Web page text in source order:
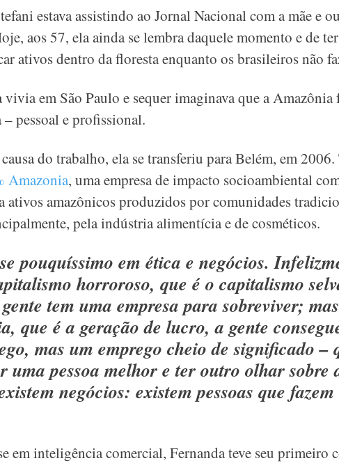
estava assistindo ao Jornal Nacional com a mãe e
aos 57, ela ainda se lembra daquele momento e de
ativos dentro da floresta enquanto os brasileiros não
vivia em São Paulo e sequer imaginava que a Amazônia
pessoal e profissional.
do trabalho, ela se transferiu para Belém, em 2006.
Amazonia, uma empresa de impacto socioambiental
ativos amazônicos produzidos por comunidades
pela indústria alimentícia e de cosméticos.
pouquíssimo em ética e negócios.
horroroso, que é o capitalismo
tem uma empresa para sobreviver;
que é a geração de lucro, a gente
mas um emprego cheio de significado –
uma pessoa melhor e ter outro olhar sobre
negócios: existem pessoas que fazem
em inteligência comercial, Fernanda teve seu primeiro